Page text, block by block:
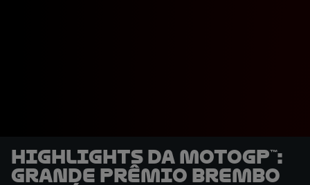
Highlights da MotoGP™:
Grande Prêmio Brembo